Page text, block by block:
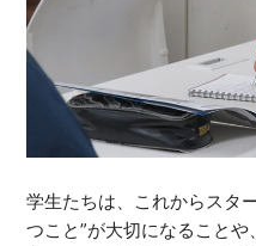
学生たちは、これからスタ
つこと”が大切になること